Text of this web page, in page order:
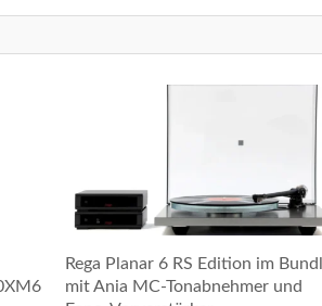
Rega Planar 6 RS Edition im
mit Ania MC-Tonabnehmer und